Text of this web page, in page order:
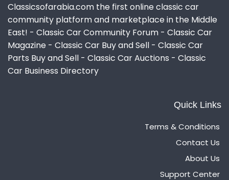
Classicsofarabia.com the first online classic car
community platform and marketplace in the Middle
East! - Classic Car Community Forum - Classic Car
Magazine - Classic Car Buy and Sell - Classic Car
Parts Buy and Sell - Classic Car Auctions - Classic
Car Business Directory
Quick Links
Terms & Conditions
Contact Us
About Us
Support Center